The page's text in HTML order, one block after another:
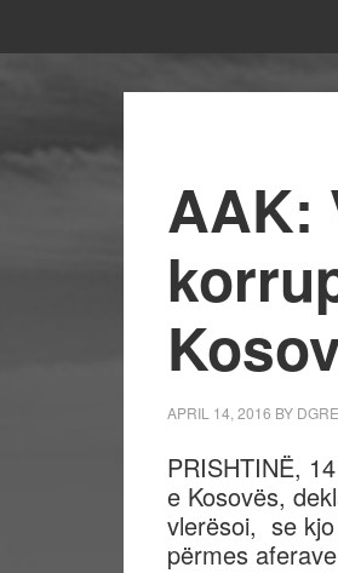
AAK:
APRIL 14, 2016 BY
PRISHTINË,
e Kosovës,
vlerësoi, se
përmes